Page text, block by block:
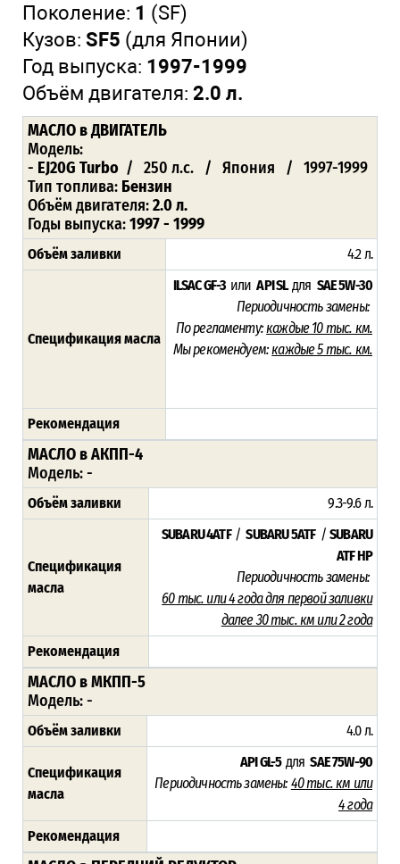
Поколение: 1 (SF)
Кузов: SF5 (для Японии)
Год выпуска: 1997-1999
Объём двигателя: 2.0 л.
МАСЛО в ДВИГАТЕЛЬ
Модель:
- EJ20G Turbo / 250 л.с. / Япония / 1997-1999
Тип топлива: Бензин
Объём двигателя:2.0 л.
Годы выпуска:1997 - 1999
Объём заливки 4.2 л.
Спецификация масла
ILSAC GF-3 илиAPI SLдля SAE 5W-30
Периодичность замены:
По регламенту: каждые 10 тыс. км.
Мы рекомендуем: каждые 5 тыс. км.
Рекомендация
МАСЛО в АКПП-4
Модель:-
Объём заливки 9.3-9.6л.
Спецификация
масла
SUBARU 4ATF /SUBARU 5ATF /SUBARU
ATF HP
Периодичность замены:
60 тыс. или 4 года для первой заливки
далее 30 тыс. км или 2 года
Рекомендация
МАСЛО в МКПП-5
Модель: -
Объём заливки 4.0 л.
Спецификация
масла
API GL-5 дляSAE 75W-90
Периодичность замены: 40 тыс. км или
4 года
Рекомендация